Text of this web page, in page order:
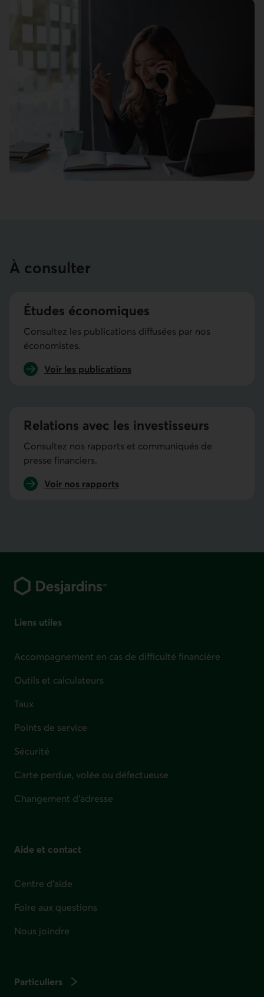
À consulter
Études économiques
Consultez les publications diffusées par nos
économistes.
Voir les publications
Relations avec les investisseurs
Consultez nos rapports et communiqués de
presse financiers.
Voir nos rapports
Liens utiles
Accompagnement en cas de difficulté financière
Outils et calculateurs
Taux
Points de service
Sécurité
Carte perdue, volée ou défectueuse
Changement d'adresse
Aide et contact
Centre d'aide
Foire aux questions
Nous joindre
Particuliers